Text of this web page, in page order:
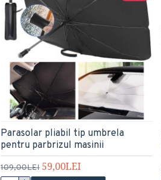
Parasolar pliabil tip umbrela
pentru parbrizul masinii
109,00LEI 59,00LEI